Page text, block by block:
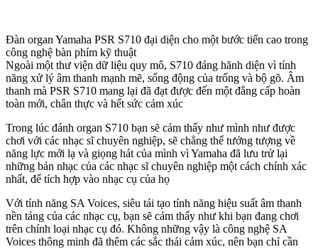
Đàn organ Yamaha PSR S710 đại diện cho một bước tiến cao trong
công nghệ bàn phím kỹ thuật
Ngoài một thư viện dữ liệu quy mô, S710 đáng hãnh diện vì tính
năng xử lý âm thanh mạnh mẽ, sống động của trống và bộ gõ. Âm
thanh mà PSR S710 mang lại đã đạt được đến một đẳng cấp hoàn
toàn mới, chân thực và hết sức cảm xúc
Trong lúc đánh organ S710 bạn sẽ cảm thấy như mình như được
chơi với các nhạc sĩ chuyên nghiệp, sẽ chẳng thể tưởng tượng về
năng lực mới lạ và giọng hát của mình vì Yamaha đã lưu trử lại
những bản nhạc của các nhạc sĩ chuyên nghiệp một cách chính xác
nhất, để tích hợp vào nhạc cụ của họ
Với tính năng SA Voices, siêu tái tạo tính năng hiệu suất âm thanh
nền tảng của các nhạc cụ, bạn sẽ cảm thấy như khi bạn đang chơi
trên chính loại nhạc cụ đó. Không những vậy là công nghệ SA
Voices thông minh đã thêm các sắc thái cảm xúc, nên bạn chỉ cần